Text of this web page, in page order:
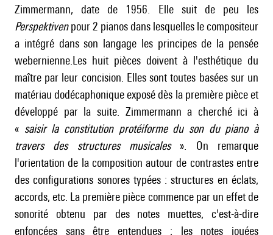
Zimmermann, date de 1956. Elle suit de peu les
Perspektivenpour 2 pianos dans lesquelles le compositeur
a intégré dans son langage les principes de la pensée
webernienne.Les huit pièces doivent à l'esthétique du
maître par leur concision. Elles sont toutes basées sur un
matériau dodécaphonique exposé dès la première pièce et
développé par la suite. Zimmermann a cherché ici à
« saisir la constitution protéiforme du son du piano à
travers des structures musicales». On remarque
l'orientation de la composition autour de contrastes entre
des configurations sonores typées : structures en éclats,
accords, etc. La première pièce commence par un effet de
sonorité obtenu par des notes muettes, c'est-à-dire
enfoncées sans être entendues ; les notes jouées